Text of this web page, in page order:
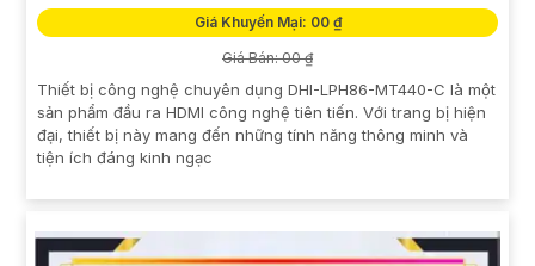
Giá Khuyến Mại: 00 ₫
Giá Bán: 00 ₫
Thiết bị công nghệ chuyên dụng DHI-LPH86-MT440-C là một
sản phẩm đầu ra HDMI công nghệ tiên tiến. Với trang bị hiện
đại, thiết bị này mang đến những tính năng thông minh và
tiện ích đáng kinh ngạc